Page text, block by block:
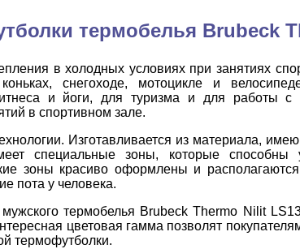
термобелья Brubeck
в холодных условиях при занятиях
снегоходе, мотоцикле и
и йоги, для туризма и для работы с
в спортивном зале.
Изготавливается из материала,
специальные зоны, которые способны
зоны красиво оформлены и
пота у человека.
термобелья Brubeck Thermo Nilit
цветовая гамма позволят
термофутболки.